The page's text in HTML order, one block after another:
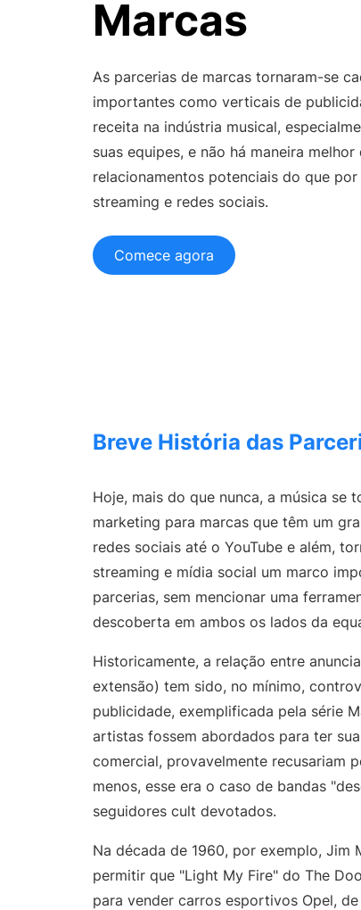
TikTok
Equipes de A&R
Descubra o talento primeiro
Gerentes de Artistas
Faça seus artistas crescerem
Parcerias de Marca
Facilite colaborações
RECURSOS
Relatórios da indústria
Preços
Marcas
As parcerias de marcas tornaram-se
importantes como verticais de
receita na indústria musical,
suas equipes, e não há maneira
relacionamentos potenciais do que
streaming e redes sociais.
Comece agora
Breve História das
Hoje, mais do que nunca, a música se
marketing para marcas que têm um
redes sociais até o YouTube e além,
streaming e mídia social um marco
parcerias, sem mencionar uma
descoberta em ambos os lados da
Historicamente, a relação entre
extensão) tem sido, no mínimo,
publicidade, exemplificada pela série
artistas fossem abordados para ter
comercial, provavelmente recusariam
menos, esse era o caso de bandas
seguidores cult devotados.
Na década de 1960, por exemplo, Jim
permitir que "Light My Fire" do The
para vender carros esportivos Opel,